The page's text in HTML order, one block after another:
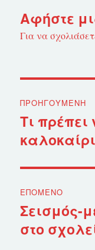
Αφήστε
Για να
άρθρων
ΠΡΟΗΓΟΎΜΕΝΗ
Προηγούμενο
άρθρο:
Τι
ΕΠΌΜΕΝΟ
Επόμενο
άρθρο:
Σεισμός-
στο